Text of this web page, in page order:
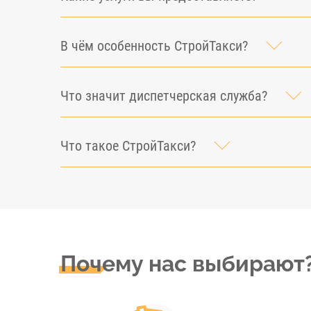
В чём особенность СтройТакси?
Что значит диспетчерская служба?
Что такое СтройТакси?
Почему нас